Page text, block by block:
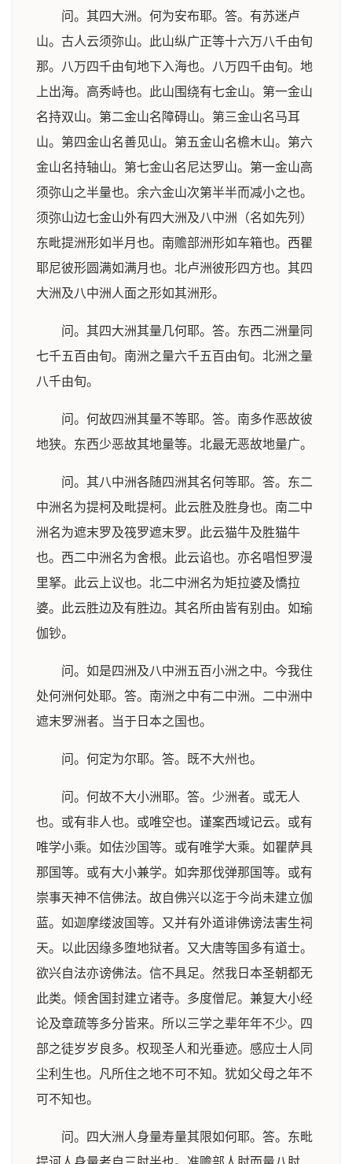
问。其四大洲。何为安布耶。答。有苏迷卢
山。古人云须弥山。此山纵广正等十六万八千由旬
那。八万四千由旬地下入海也。八万四千由旬。地
上出海。高秀峙也。此山围绕有七金山。第一金山
名持双山。第二金山名障碍山。第三金山名马耳
山。第四金山名善见山。第五金山名檐木山。第六
金山名持轴山。第七金山名尼达罗山。第一金山高
须弥山之半量也。余六金山次第半半而减小之也。
须弥山边七金山外有四大洲及八中洲（名如先列）
东毗提洲形如半月也。南赡部洲形如车箱也。西瞿
耶尼彼形圆满如满月也。北卢洲彼形四方也。其四
大洲及八中洲人面之形如其洲形。
问。其四大洲其量几何耶。答。东西二洲量同
七千五百由旬。南洲之量六千五百由旬。北洲之量
八千由旬。
问。何故四洲其量不等耶。答。南多作恶故彼
地狭。东西少恶故其地量等。北最无恶故地量广。
问。其八中洲各随四洲其名何等耶。答。东二
中洲名为提柯及毗提柯。此云胜及胜身也。南二中
洲名为遮末罗及筏罗遮末罗。此云猫牛及胜猫牛
也。西二中洲名为舍根。此云谄也。亦名唱怛罗漫
里拏。此云上议也。北二中洲名为矩拉婆及憍拉
婆。此云胜边及有胜边。其名所由皆有别由。如瑜
伽钞。
问。如是四洲及八中洲五百小洲之中。今我住
处何洲何处耶。答。南洲之中有二中洲。二中洲中
遮末罗洲者。当于日本之国也。
问。何定为尔耶。答。既不大州也。
问。何故不大小洲耶。答。少洲者。或无人
也。或有非人也。或唯空也。谨案西域记云。或有
唯学小乘。如佉沙国等。或有唯学大乘。如瞿萨具
那国等。或有大小兼学。如奔那伐弹那国等。或有
崇事天神不信佛法。故自佛兴以迄于今尚未建立伽
蓝。如迦摩缕波国等。又并有外道诽佛谤法害生祠
天。以此因缘多堕地狱者。又大唐等国多有道士。
欲兴自法亦谤佛法。信不具足。然我日本圣朝都无
此类。倾舍国封建立诸寺。多度僧尼。兼复大小经
论及章疏等多分皆来。所以三学之辈年年不少。四
部之徒岁岁良多。权现圣人和光垂迹。感应士人同
尘利生也。凡所住之地不可不知。犹如父母之年不
可不知也。
问。四大洲人身量寿量其限如何耶。答。东毗